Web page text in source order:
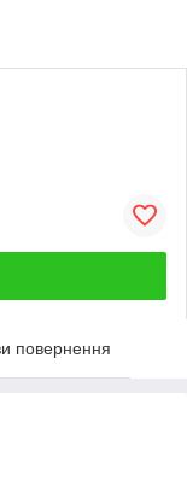
повернення